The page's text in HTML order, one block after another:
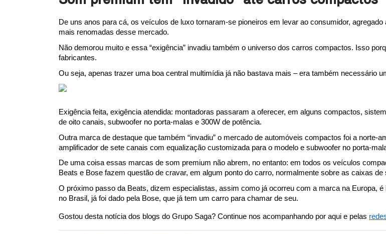
De uns anos para cá, os veículos de luxo tornaram-se pioneiros em levar ao consumidor,
mais renomadas desse mercado.
Não demorou muito e essa “exigência” invadiu também o universo dos carros compactos. Isso
fabricantes.
Ou seja, apenas trazer uma boa central multimídia já não bastava mais – era também necessário
Exigência feita, exigência atendida: montadoras passaram a oferecer, em alguns compactos,
de oito canais, subwoofer no porta-malas e 300W de potência.
Outra marca de destaque que também “invadiu” o mercado de automóveis compactos foi a
amplificador de sete canais com equalização customizada para o modelo e subwoofer no porta-
De uma coisa essas marcas de som premium não abrem, no entanto: em todos os veículos
Beats e Bose fazem questão de cravar, em algum ponto do carro, normalmente sobre as caixas
O próximo passo da Beats, dizem especialistas, assim como já ocorreu com a marca na Europa,
no Brasil, já foi dado pela Bose, que já tem um carro para chamar de seu.
Gostou desta notícia dos blogs do Grupo Saga? Continue nos acompanhando por aqui e pelas